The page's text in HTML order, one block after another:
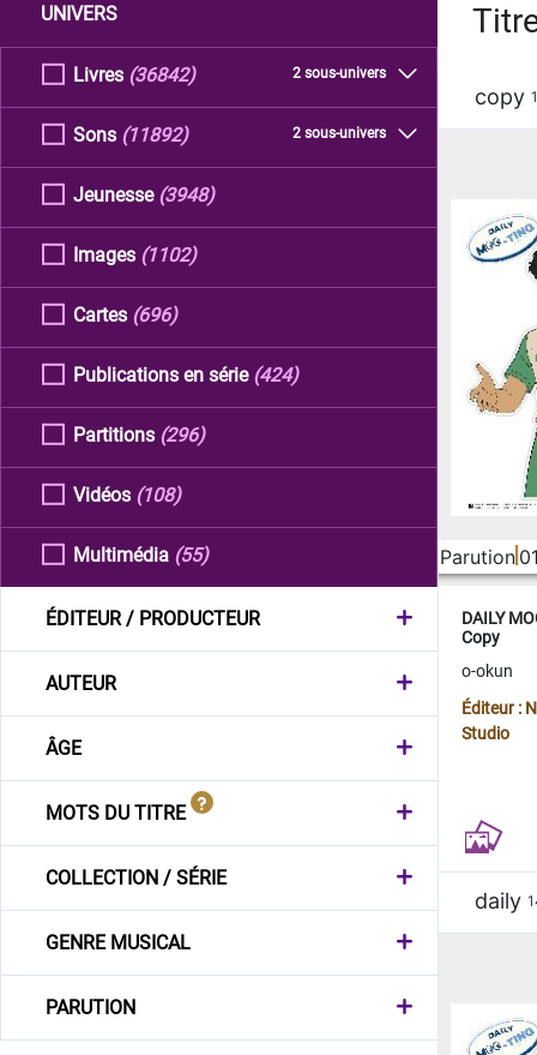
UNIVERS
Livres 2 sous-univers
(36842)
Sons 2 sous-univers
(11892)
Jeunesse (3948)
Images (1102)
Cartes (696)
Publications en série (424)
Partitions (296)
Vidéos (108)
Multimédia (55)
ÉDITEUR / PRODUCTEUR
AUTEUR
ÂGE
MOTS DU TITRE
COLLECTION / SÉRIE
GENRE MUSICAL
PARUTION
copy
Parution
DAILY
Copy
o-okun
Éditeur :
Studio
daily